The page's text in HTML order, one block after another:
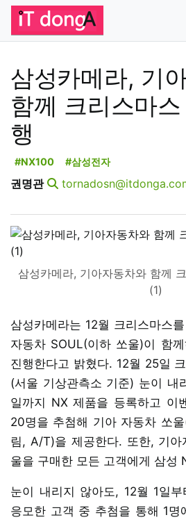
삼성카메라, 기
함께 크리스마
행
#NX100 #삼성전자
권명관
삼성카메라, 기아자동차와 함께
(1)
삼성카메라는 12월 크리스마스
자동차 SOUL(이하 쏘울)이 함
진행한다고 밝혔다. 12월 25일
(서울 기상관측소 기준) 눈이 내
일까지 NX 제품을 등록하고 이
20명을 추첨해 기아 자동차 쏘
림, A/T)을 제공한다. 또한, 기
울을 구매한 모든 고객에게 삼성
눈이 내리지 않아도, 12월 1일
응모한 고객 중 추첨을 통해 1명